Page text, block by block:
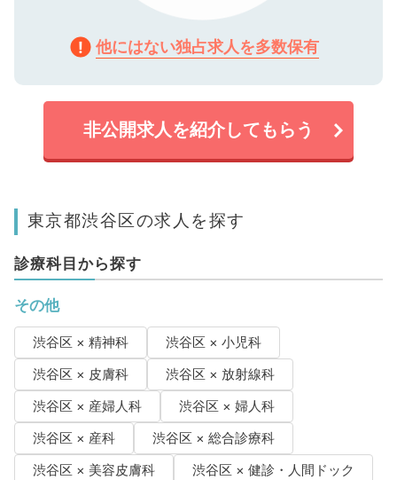
他にはない独占求人を多数保有
非公開求人を紹介してもらう
東京都渋谷区の求人を探す
診療科目から探す
その他
渋谷区 × 精神科
渋谷区 × 小児科
渋谷区 × 皮膚科
渋谷区 × 放射線科
渋谷区 × 産婦人科
渋谷区 × 婦人科
渋谷区 × 産科
渋谷区 × 総合診療科
渋谷区 × 美容皮膚科
渋谷区 × 健診・人間ドック